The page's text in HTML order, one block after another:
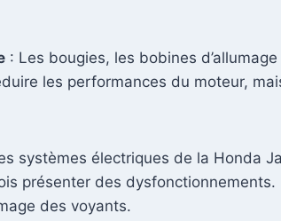
: Les bougies, les bobines
les performances du moteur,
systèmes électriques de la Honda
présenter des
des voyants.